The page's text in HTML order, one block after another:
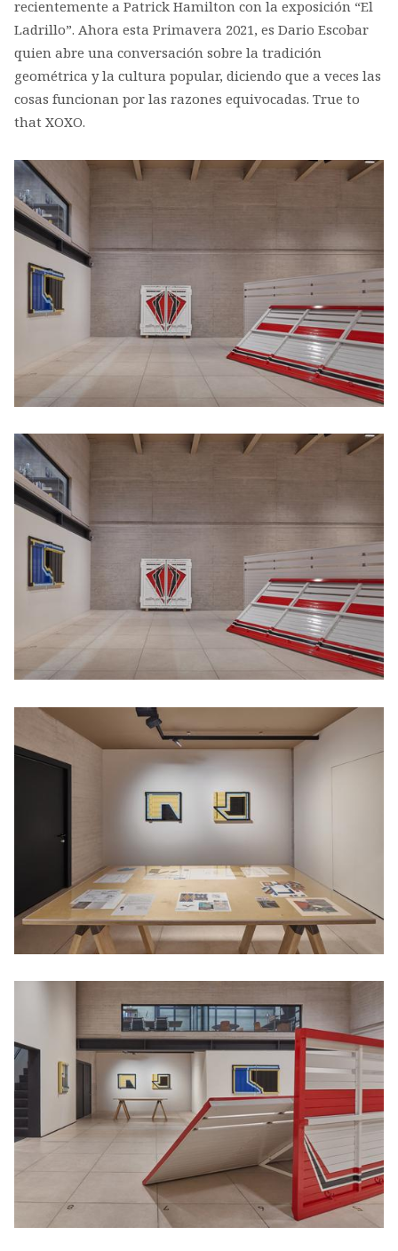
recientemente a Patrick Hamilton con la exposición “El
Ladrillo”. Ahora esta Primavera 2021, es Dario Escobar
quien abre una conversación sobre la tradición
geométrica y la cultura popular, diciendo que a veces las
cosas funcionan por las razones equivocadas. True to
that XOXO.